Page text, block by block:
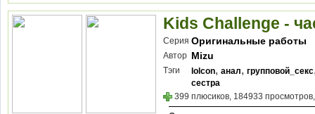
Kids Challenge -
Серия Оригинальные работы
Автор Mizu
Тэги lolcon, анал, групповой_секс
сестра
399 плюсиков, 184933